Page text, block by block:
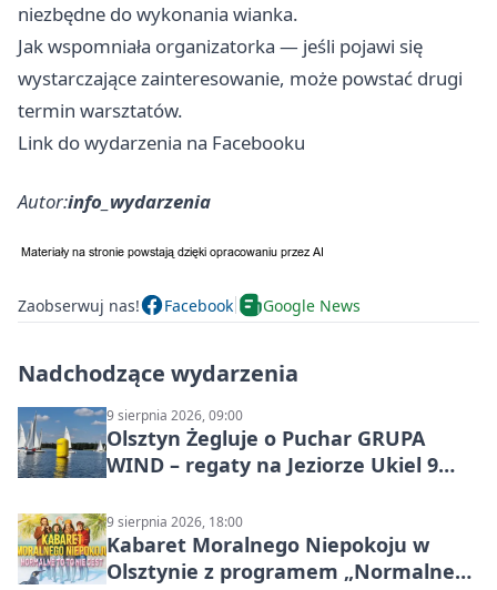
niezbędne do wykonania wianka.
Jak wspomniała organizatorka — jeśli pojawi się
wystarczające zainteresowanie, może powstać drugi
termin warsztatów.
Link do wydarzenia na Facebooku
Autor:info_wydarzenia
Zaobserwuj nas! Facebook Google News
Nadchodzące wydarzenia
9 sierpnia 2026, 09:00
Olsztyn Żegluje o Puchar GRUPA
WIND – regaty na Jeziorze Ukiel 9
9 sierpnia 2026, 18:00
Kabaret Moralnego Niepokoju w
Olsztynie z programem „Normalne